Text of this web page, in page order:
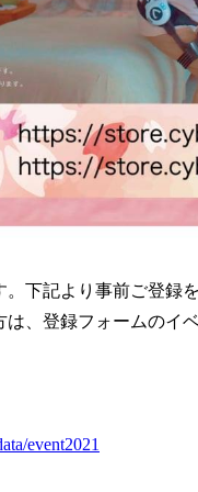
下記より事前ご登録
、登録フォームのイ
event2021